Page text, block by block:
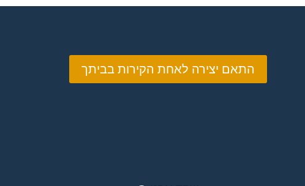
₪2,699.00
התאם יצירה לאחת הקירות בביתך